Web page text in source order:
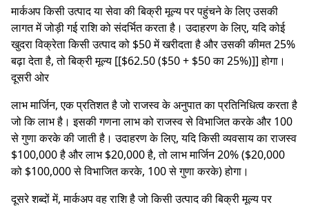
मार्कअप किसी उत्पाद या सेवा की बिक्री मूल्य पर पहुंचने के लिए उसकी
लागत में जोड़ी गई राशि को संदर्भित करता है। उदाहरण के लिए, यदि कोई
खुदरा विक्रेता किसी उत्पाद को $50 में खरीदता है और उसकी कीमत 25%
बढ़ा देता है, तो बिक्री मूल्य [[$62.50 ($50 + $50 का 25%)]] होगा।
दूसरी ओर
लाभ मार्जिन, एक प्रतिशत है जो राजस्व के अनुपात का प्रतिनिधित्व करता है
जो कि लाभ है। इसकी गणना लाभ को राजस्व से विभाजित करके और 100
से गुणा करके की जाती है। उदाहरण के लिए, यदि किसी व्यवसाय का राजस्व
$100,000 है और लाभ $20,000 है, तो लाभ मार्जिन 20% ($20,000
को $100,000 से विभाजित करके, 100 से गुणा करके) होगा।
दूसरे शब्दों में, मार्कअप वह राशि है जो किसी उत्पाद की बिक्री मूल्य पर